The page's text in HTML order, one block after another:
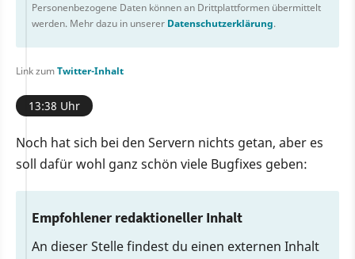
Personenbezogene Daten können an Drittplattformen übermittelt
werden. Mehr dazu in unserer Datenschutzerklärung.
Link zumTwitter-Inhalt
13:38 Uhr
Noch hat sich bei den Servern nichts getan, aber es
soll dafür wohl ganz schön viele Bugfixes geben:
Empfohlener redaktioneller Inhalt
An dieser Stelle findest du einen externen Inhalt